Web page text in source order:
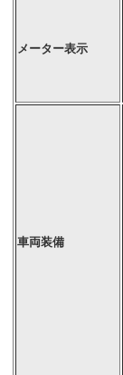
メーター表示
車両装備